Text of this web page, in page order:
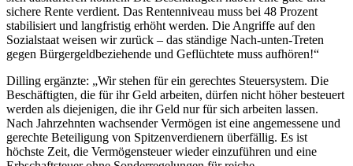
sichere Rente verdient. Das Rentenniveau muss bei 48 Prozent
stabilisiert und langfristig erhöht werden. Die Angriffe auf den
Sozialstaat weisen wir zurück – das ständige Nach-unten-Treten
gegen Bürgergeldbeziehende und Geflüchtete muss aufhören!“
Dilling ergänzte: „Wir stehen für ein gerechtes Steuersystem. Die
Beschäftigten, die für ihr Geld arbeiten, dürfen nicht höher besteuert
werden als diejenigen, die ihr Geld nur für sich arbeiten lassen.
Nach Jahrzehnten wachsender Vermögen ist eine angemessene und
gerechte Beteiligung von Spitzenverdienern überfällig. Es ist
höchste Zeit, die Vermögensteuer wieder einzuführen und eine